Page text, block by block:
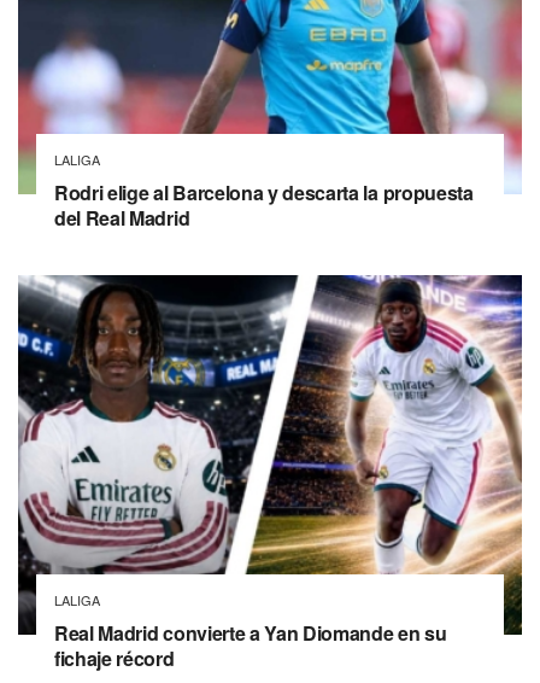
LALIGA
Rodri elige al Barcelona y descarta la propuesta
del Real Madrid
LALIGA
Real Madrid convierte a Yan Diomande en su
fichaje récord